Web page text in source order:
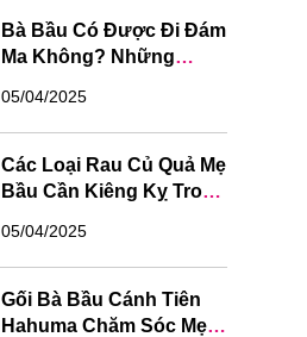
Bà Bầu Có Được Đi Đám
Ma Không? Những
Tránh
05/04/2025
Các Loại Rau Củ Quả Mẹ
Bầu Cần Kiêng Kỵ Trong
05/04/2025
Gối Bà Bầu Cánh Tiên
Hahuma Chăm Sóc Mẹ